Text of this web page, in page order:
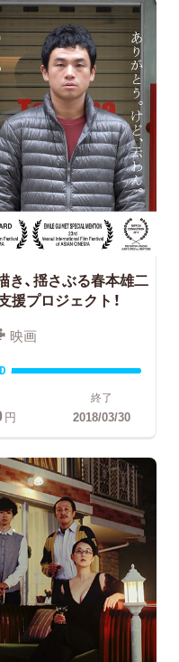
き、揺さぶる春本雄二
援プロジェクト！
映画
円
終了
2018/03/30